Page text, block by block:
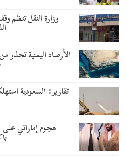
وزارة النقل تنظم
الأرصاد اليمنية
تقارير: السعودية استهلكت 86% من صواريخ
هجوم إماراتي على